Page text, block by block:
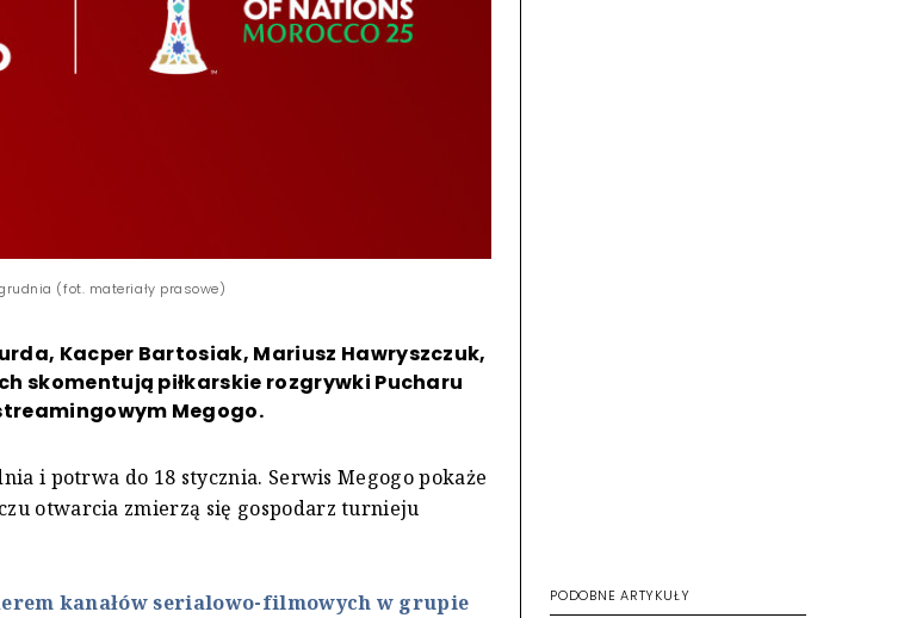
(fot. materiały prasowe)
Kacper Bartosiak, Mariusz Hawryszczuk,
skomentują piłkarskie rozgrywki Pucharu
Megogo.
i potrwa do 18 stycznia. Serwis Megogo pokaże
otwarcia zmierzą się gospodarz turnieju
kanałów serialowo-filmowych w grupie
PODOBNE ARTYKUŁY